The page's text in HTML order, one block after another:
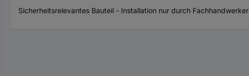
Sicherheitsrelevantes Bauteil - Installation nur durch Fachhandwerker